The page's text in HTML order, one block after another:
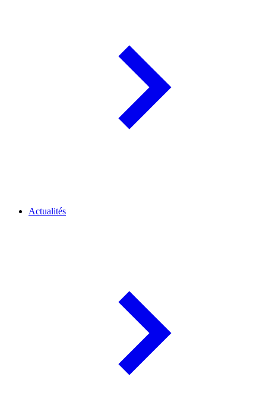
Actualités